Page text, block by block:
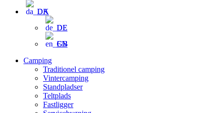
DA
DE
EN
Camping
Traditionel camping
Vintercamping
Standpladser
Teltplads
Fastligger